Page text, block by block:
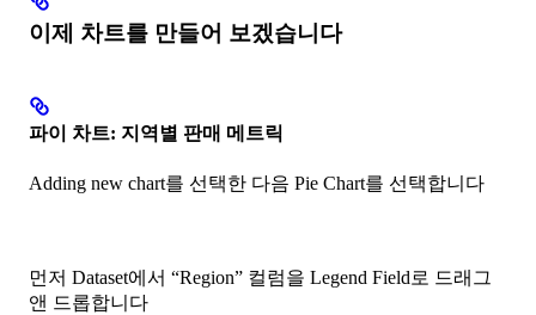
이제 차트를 만들어 보겠습니다
파이 차트: 지역별 판매 메트릭
Adding new chart를 선택한 다음 Pie Chart를 선택합니다
먼저 Dataset에서 “Region” 컬럼을 Legend Field로 드래그
앤 드롭합니다